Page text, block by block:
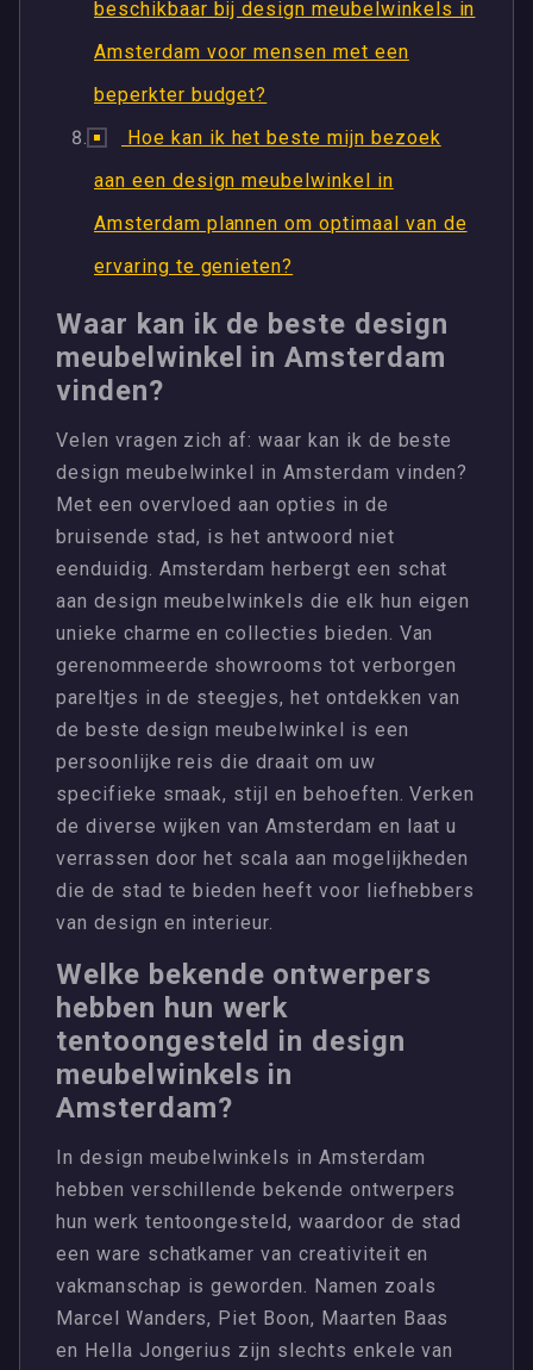
beschikbaar bij design meubelwinkels in
Amsterdam voor mensen met een
beperkter budget?
Hoe kan ik het beste mijn bezoek
aan een design meubelwinkel in
Amsterdam plannen om optimaal van de
ervaring te genieten?
Waar kan ik de beste design
meubelwinkel in Amsterdam
vinden?
Velen vragen zich af: waar kan ik de beste
design meubelwinkel in Amsterdam vinden?
Met een overvloed aan opties in de
bruisende stad, is het antwoord niet
eenduidig. Amsterdam herbergt een schat
aan design meubelwinkels die elk hun eigen
unieke charme en collecties bieden. Van
gerenommeerde showrooms tot verborgen
pareltjes in de steegjes, het ontdekken van
de beste design meubelwinkel is een
persoonlijke reis die draait om uw
specifieke smaak, stijl en behoeften. Verken
de diverse wijken van Amsterdam en laat u
verrassen door het scala aan mogelijkheden
die de stad te bieden heeft voor liefhebbers
van design en interieur.
Welke bekende ontwerpers
hebben hun werk
tentoongesteld in design
meubelwinkels in
Amsterdam?
In design meubelwinkels in Amsterdam
hebben verschillende bekende ontwerpers
hun werk tentoongesteld, waardoor de stad
een ware schatkamer van creativiteit en
vakmanschap is geworden. Namen zoals
Marcel Wanders, Piet Boon, Maarten Baas
en Hella Jongerius zijn slechts enkele van